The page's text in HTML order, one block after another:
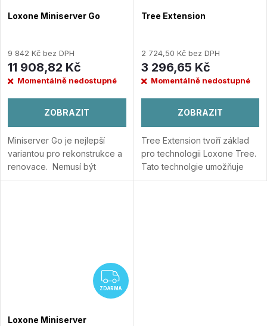
Loxone Miniserver Go
9 842 Kč bez DPH
11 908,82 Kč
Momentálně nedostupné
ZOBRAZIT
Miniserver Go je nejlepší
variantou pro rekonstrukce a
renovace. Nemusí být
instalovaný do rozvaděče.
Tree Extension
2 724,50 Kč bez DPH
3 296,65 Kč
Momentálně nedostupné
ZOBRAZIT
Tree Extension tvoří základ
pro technologii Loxone Tree.
Tato technolgie umožňuje
revolučně rychlé a
ZDARMA
ZDARMA
Loxone Miniserver